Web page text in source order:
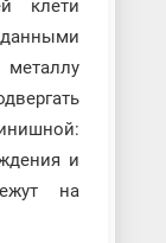
клети
и
на